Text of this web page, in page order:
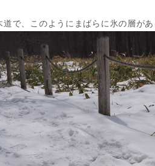
で、このようにまばらに氷の層が